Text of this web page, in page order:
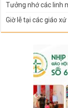
Tưởng nhớ các linh
Giờ lễ tại các giáo